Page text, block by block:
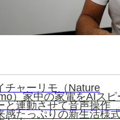
チャーリモ（Nature
）家中の家電をAIスピ
と連動させて音声操
感たっぷりの新生活様